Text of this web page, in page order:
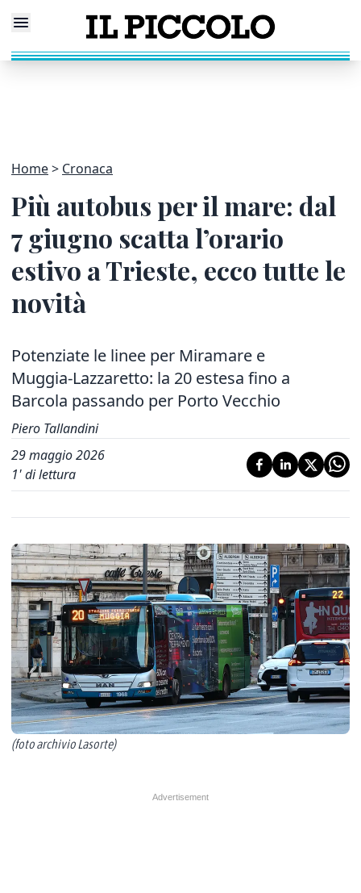
Home Cronaca
Più autobus per il mare: dal
7 giugno scatta l’orario
estivo a Trieste, ecco tutte le
novità
Potenziate le linee per Miramare e
Muggia-Lazzaretto: la 20 estesa fino a
Barcola passando per Porto Vecchio
Piero Tallandini
29 maggio 2026
1' di lettura
(foto archivio Lasorte)